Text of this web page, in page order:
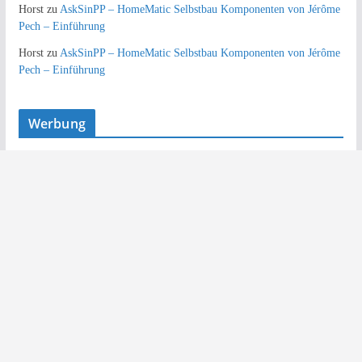
Horstzu AskSinPP – HomeMatic Selbstbau Komponenten von Jérôme
Pech – Einführung
Horstzu AskSinPP – HomeMatic Selbstbau Komponenten von Jérôme
Pech – Einführung
Werbung